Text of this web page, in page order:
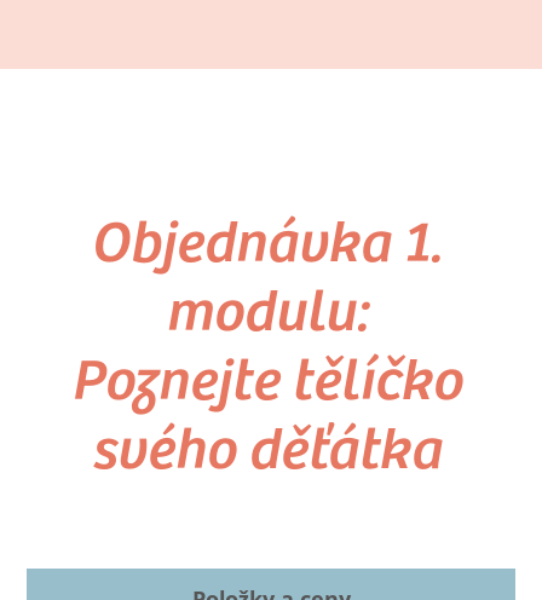
Objednávka 1.
modulu:
Poznejte tělíčko
svého děťátka